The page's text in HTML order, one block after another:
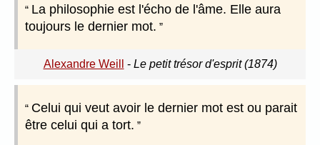
La philosophie est l'écho de l'âme. Elle aura
toujours le dernier mot.
Alexandre Weill - Le petit trésor d'esprit (1874)
Celui qui veut avoir le dernier mot est ou parait
être celui qui a tort.